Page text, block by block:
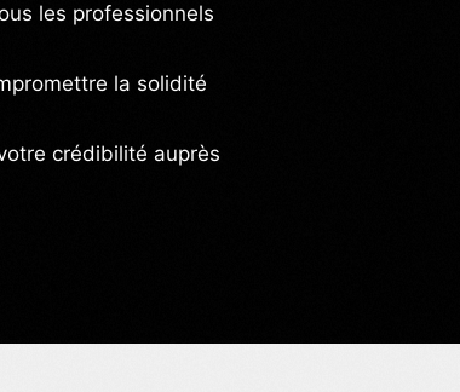
les professionnels
la solidité
crédibilité auprès